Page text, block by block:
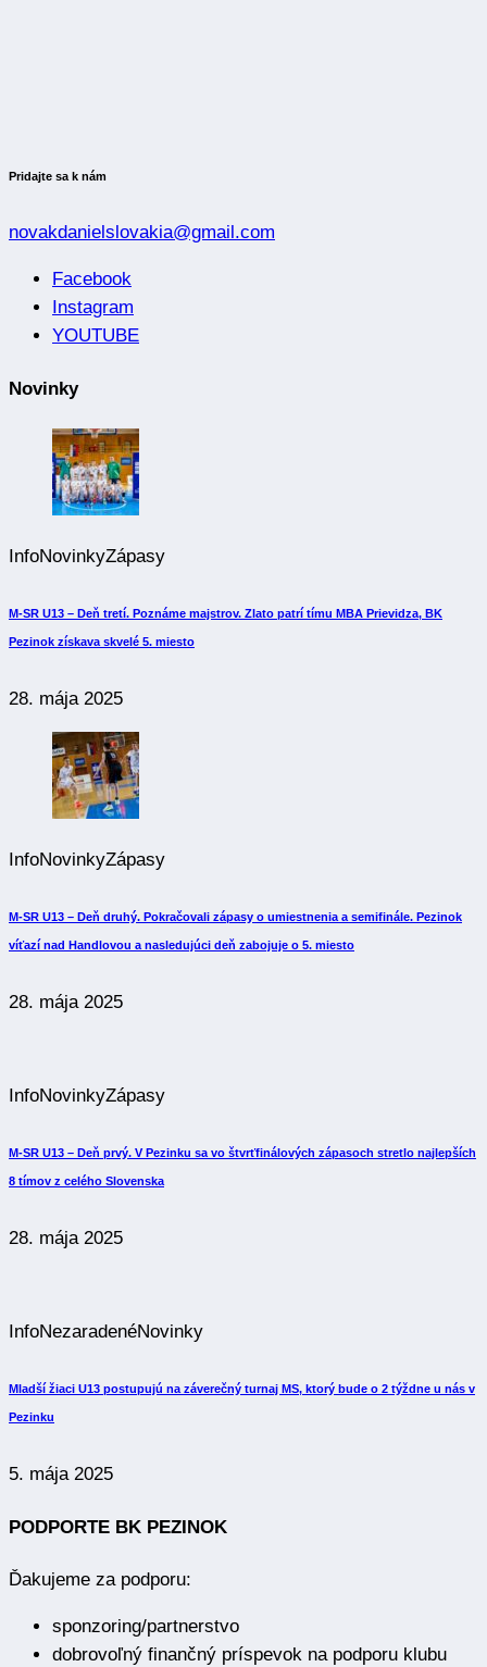
Pridajte sa k nám
novakdanielslovakia@gmail.com
Facebook
Instagram
YOUTUBE
Novinky
InfoNovinkyZápasy
M-SR U13 – Deň tretí. Poznáme majstrov. Zlato patrí tímu MBA Prievidza, BK
Pezinok získava skvelé 5. miesto
28. mája 2025
InfoNovinkyZápasy
M-SR U13 – Deň druhý. Pokračovali zápasy o umiestnenia a semifinále. Pezinok
víťazí nad Handlovou a nasledujúci deň zabojuje o 5. miesto
28. mája 2025
InfoNovinkyZápasy
M-SR U13 – Deň prvý. V Pezinku sa vo štvrťfinálových zápasoch stretlo najlepších
8 tímov z celého Slovenska
28. mája 2025
InfoNezaradenéNovinky
Mladší žiaci U13 postupujú na záverečný turnaj MS, ktorý bude o 2 týždne u nás v
Pezinku
5. mája 2025
PODPORTE BK PEZINOK
Ďakujeme za podporu:
sponzoring/partnerstvo
dobrovoľný finančný príspevok na podporu klubu